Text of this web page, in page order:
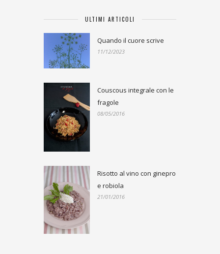
ULTIMI ARTICOLI
Quando il cuore scrive
11/12/2023
Couscous integrale con le
fragole
08/05/2016
Risotto al vino con ginepro
e robiola
21/01/2016